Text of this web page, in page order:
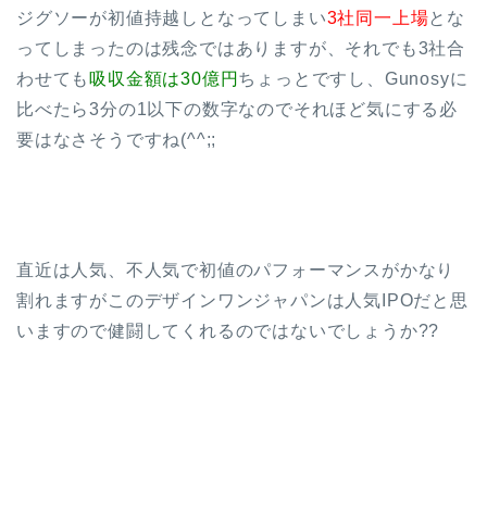
ジグソーが初値持越しとなってしまい3社同一上場とな
ってしまったのは残念ではありますが、それでも3社合
わせても 吸収金額は30億円 ちょっとですし、Gunosyに
比べたら3分の1以下の数字なのでそれほど気にする必
要はなさそうですね(^^;;
直近は人気、不人気で初値のパフォーマンスがかなり
割れますがこのデザインワンジャパンは人気IPOだと思
いますので健闘してくれるのではないでしょうか??